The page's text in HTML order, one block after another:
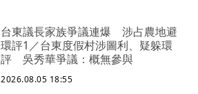
台東議長家族爭議連爆 涉占農地避
環評1／台東度假村涉圖利、疑躲環
評 吳秀華爭議：概無參與
2026.08.05 18:55